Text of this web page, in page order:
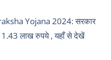
Yojana 2024: सरकार
1.43 लाख रुपये , यहाँ से देखें